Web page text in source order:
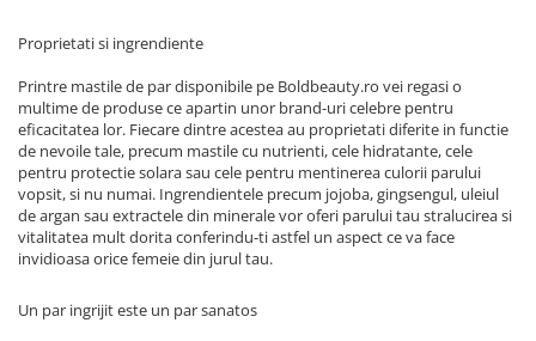
Proprietati si ingrendiente
Printre mastile de par disponibile pe Boldbeauty.ro vei regasi o
multime de produse ce apartin unor brand-uri celebre pentru
eficacitatea lor. Fiecare dintre acestea au proprietati diferite in functie
de nevoile tale, precum mastile cu nutrienti, cele hidratante, cele
pentru protectie solara sau cele pentru mentinerea culorii parului
vopsit, si nu numai. Ingrendientele precum jojoba, gingsengul, uleiul
de argan sau extractele din minerale vor oferi parului tau stralucirea si
vitalitatea mult dorita conferindu-ti astfel un aspect ce va face
invidioasa orice femeie din jurul tau.
Un par ingrijit este un par sanatos